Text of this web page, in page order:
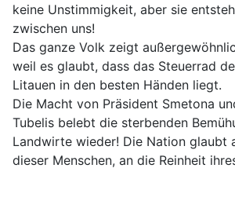
keine Unstimmigkeit, aber sie
zwischen uns!
Das ganze Volk zeigt
weil es glaubt, dass das Steuerrad
Litauen in den besten Händen liegt.
Die Macht von Präsident Smetona
Tubelis belebt die sterbenden
Landwirte wieder! Die Nation glaubt
dieser Menschen, an die Reinheit